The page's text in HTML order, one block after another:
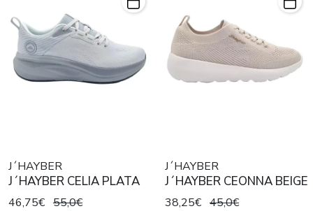
J´HAYBER
J´HAYBER CELIA PLATA
46,75€ 55,0€
J´HAYBER
J´HAYBER CEONNA BEIGE
38,25€ 45,0€